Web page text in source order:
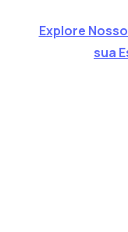
Explore
sua